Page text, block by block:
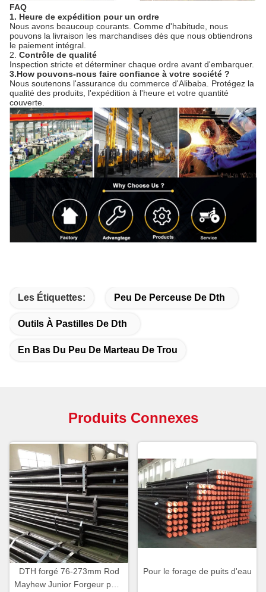
FAQ
1. Heure de expédition pour un ordre
Nous avons beaucoup courants. Comme d'habitude, nous
pouvons la livraison les marchandises dès que nous obtiendrons
le paiement intégral.
2. Contrôle de qualité
Inspection stricte et déterminer chaque ordre avant d'embarquer.
3.How pouvons-nous faire confiance à votre société ?
Nous soutenons l'assurance du commerce d'Alibaba. Protégez la
qualité des produits, l'expédition à l'heure et votre quantité
couverte.
Les Étiquettes: Peu De Perceuse De Dth
Outils À Pastilles De Dth
En Bas Du Peu De Marteau De Trou
Produits Connexes
DTH forgé 76-273mm Rod
Mayhew Junior Forgeur pour
Pour le forage de puits d'eau